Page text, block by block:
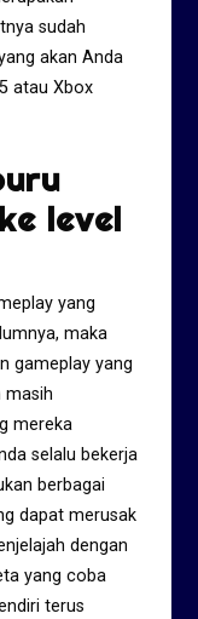
sudah
akan Anda
atau Xbox
level
yang
maka
gameplay yang
masih
mereka
selalu bekerja
berbagai
dapat merusak
dengan
yang coba
terus